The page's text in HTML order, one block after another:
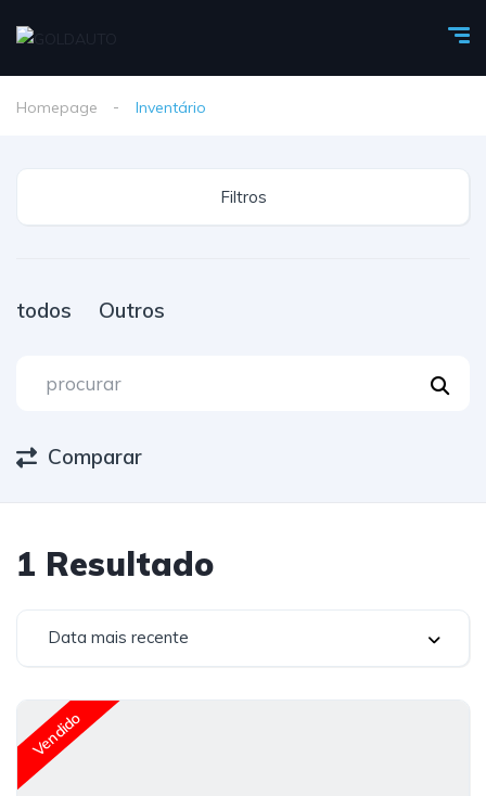
Homepage Inventário
Filtros
todos Outros
Comparar
1 Resultado
Data mais recente
Vendido